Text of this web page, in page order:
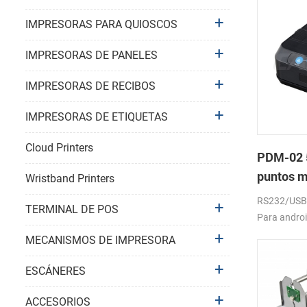
PDM-02
puntos
RS232/
Para
IMPRESORAS PARA QUIOSCOS
IMPRESORAS DE PANELES
IMPRESORAS DE RECIBOS
IMPRESORAS DE ETIQUETAS
Cloud Printers
Wristband Printers
TERMINAL DE POS
MECANISMOS DE IMPRESORA
ESCÁNERES
ACCESORIOS